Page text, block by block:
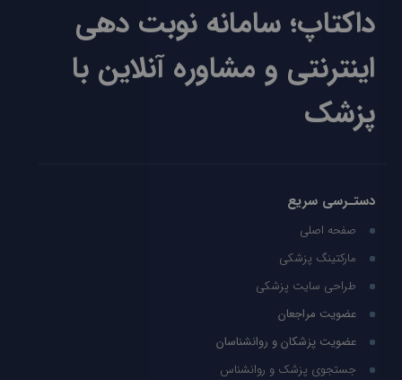
داکتاپ؛ سامانه نوبت دهی
اینترنتی و مشاوره آنلاین با
پزشک
دستـرسی سریع
صفحه اصلی
مارکتینگ پزشکی
طراحی سایت پزشکی
عضویت مراجعان
عضویت پزشکان و روانشناسان
جستجوی پزشک و روانشناس